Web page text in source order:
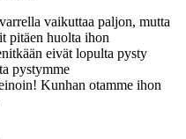
vaikuttaa paljon, mutta
pitäen huolta ihon
eivät lopulta pysty
pystymme
Kunhan otamme ihon